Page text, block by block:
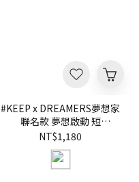
#KEEP x DREAMERS夢想家
聯名款 夢想啟動 短
TEE【KS347】
NT$1,180